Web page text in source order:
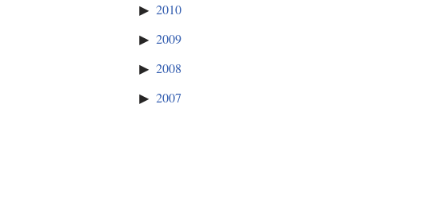
2010
2009
2008
2007